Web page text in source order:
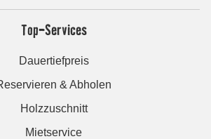
Top-Services
Dauertiefpreis
& Abholen
Holzzuschnitt
Mietservice